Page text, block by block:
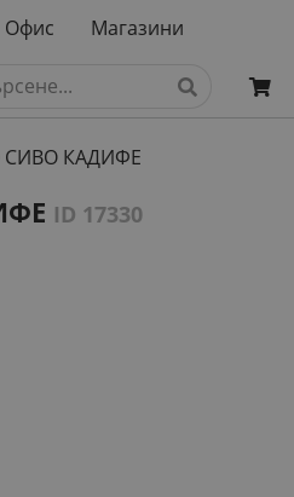
Офис Магазини
КАДИФЕ
ID 17330